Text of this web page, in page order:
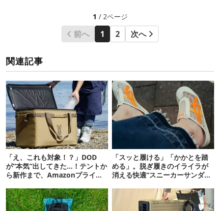
1 / 2ページ
前へ 1 2 次へ
関連記事
「え、これも対象！？」DOD
が“本気”出してきた…！テントか
ら新作まで、Amazonプライム
「スッと履ける」「かかとを踏
める」。脱ぎ履きのイライラが
消える快適“スニーカーサンダ